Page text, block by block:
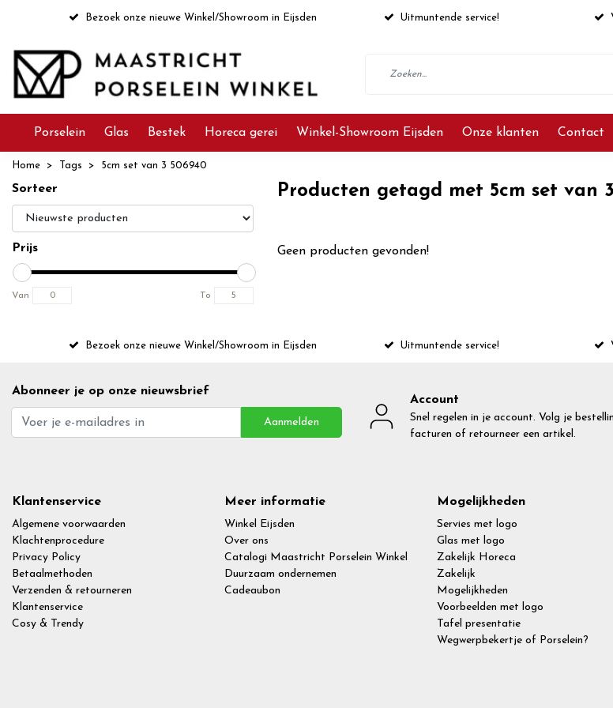
Bezoek onze nieuwe Winkel/Showroom in Eijsden Uitmuntende service!
Porselein Glas Bestek Horeca gerei Winkel-Showroom Eijsden Onze klanten Contact
Home Tags 5cm set van 3 506940
Sorteer
Prijs
Van To
Producten getagd met 5cm set van
Geen producten gevonden!
Bezoek onze nieuwe Winkel/Showroom in Eijsden Uitmuntende service!
Abonneer je op onze nieuwsbrief
Aanmelden
Account
Snel regelen in je account. Volg je
facturen of retourneer een artikel.
Klantenservice
Algemene voorwaarden
Klachtenprocedure
Privacy Policy
Betaalmethoden
Verzenden & retourneren
Klantenservice
Cosy & Trendy
Meer informatie
Winkel Eijsden
Over ons
Catalogi Maastricht Porselein Winkel
Duurzaam ondernemen
Cadeaubon
Mogelijkheden
Servies met logo
Glas met logo
Zakelijk Horeca
Zakelijk
Mogelijkheden
Voorbeelden met logo
Tafel presentatie
Wegwerpbekertje of Porselein?